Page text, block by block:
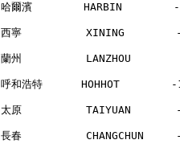
哈爾濱        HARBIN
西寧          XINING
蘭州          LANZHOU
呼和浩特      HOHHOT
太原          TAIYUAN
長春          CHANGCHUN